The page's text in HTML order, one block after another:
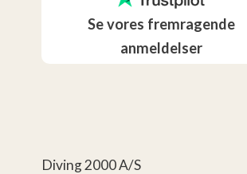
Se vores fremragende
anmeldelser
Diving 2000 A/S